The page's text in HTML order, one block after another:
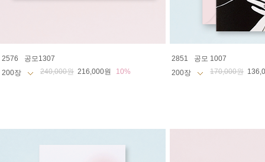
2576
공모1307
240,000원 216,000원 10%
2851
공모 1007
170,000원